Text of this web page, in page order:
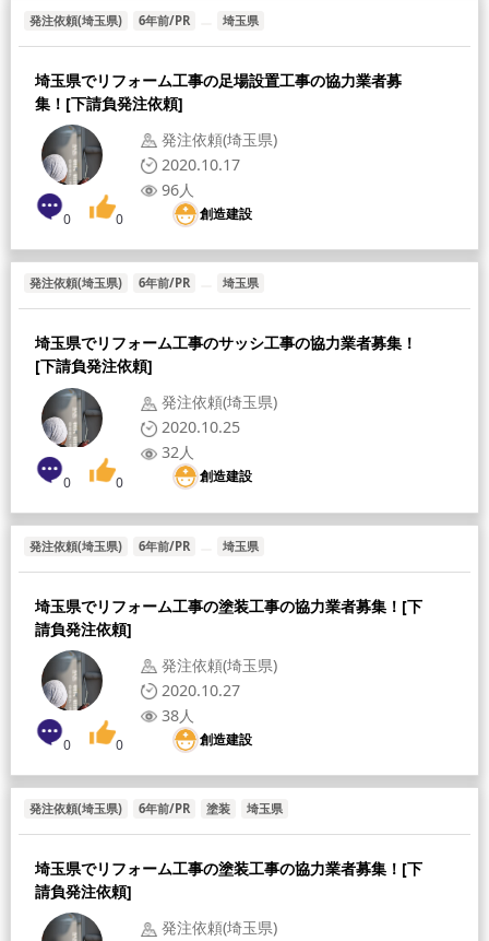
[採用人数]
発注依頼(埼玉県) 6年前/PR 埼玉県
埼玉県でリフォーム工事の足場設置工事の協力業者募
集！[下請負発注依頼]
発注依頼(埼玉県)
2020.10.17
96人
[採用人数]
創造建設
0 0
発注依頼(埼玉県) 6年前/PR 埼玉県
埼玉県でリフォーム工事のサッシ工事の協力業者募集！
[下請負発注依頼]
発注依頼(埼玉県)
2020.10.25
32人
[採用人数]
創造建設
0 0
発注依頼(埼玉県) 6年前/PR 埼玉県
埼玉県でリフォーム工事の塗装工事の協力業者募集！[下
請負発注依頼]
発注依頼(埼玉県)
2020.10.27
38人
[採用人数]
創造建設
0 0
発注依頼(埼玉県) 6年前/PR 塗装 埼玉県
埼玉県でリフォーム工事の塗装工事の協力業者募集！[下
請負発注依頼]
発注依頼(埼玉県)